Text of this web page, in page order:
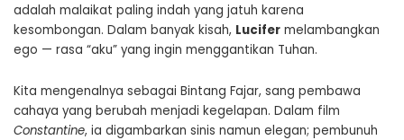
adalah malaikat paling indah yang jatuh karena
kesombongan. Dalam banyak kisah, Lucifer melambangkan
ego — rasa “aku” yang ingin menggantikan Tuhan.
Kita mengenalnya sebagai Bintang Fajar, sang pembawa
cahaya yang berubah menjadi kegelapan. Dalam film
Constantine, ia digambarkan sinis namun elegan; pembunuh